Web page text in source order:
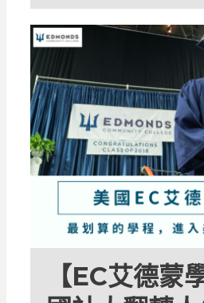
【EC艾德蒙